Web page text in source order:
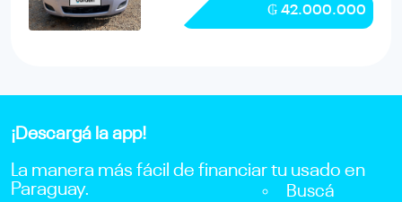
₲ 42.000.000
¡Descargá la app!
La manera más fácil de financiar tu usado en
Paraguay.
Buscá